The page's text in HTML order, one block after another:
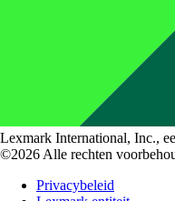
Lexmark International, Inc.,
©2026 Alle rechten
Privacybeleid